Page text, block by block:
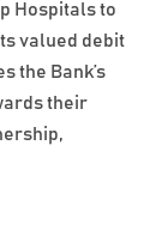
Hospitals to
valued debit
the Bank’s
their